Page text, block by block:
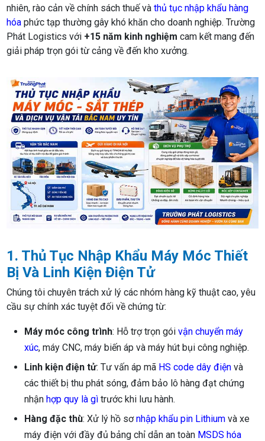
nhiên, rào cản về chính sách thuế vàthủ tục nhập khẩu hàng
hóa phức tạp thường gây khó khăn cho doanh nghiệp. Trường
Phát Logistics với +15 năm kinh nghiệm cam kết mang đến
giải pháp trọn gói từ cảng về đến kho xưởng.
1. Thủ Tục Nhập Khẩu Máy Móc Thiết
Bị Và Linh Kiện Điện Tử
Chúng tôi chuyên trách xử lý các nhóm hàng kỹ thuật cao, yêu
cầu sự chính xác tuyệt đối về chứng từ:
Máy móc công trình: Hỗ trợ trọn góivận chuyển máy
xúc, máy CNC, máy biến áp và máy hút bụi công nghiệp.
Linh kiện điện tử: Tư vấn áp mã HS code dây điện và
các thiết bị thu phát sóng, đảm bảo lô hàng đạt chứng
nhận hợp quy là gì trước khi lưu hành.
Hàng đặc thù: Xử lý hồ sơnhập khẩu pin Lithium và xe
máy điện với đầy đủ bảng chỉ dẫn an toàn MSDS hóa